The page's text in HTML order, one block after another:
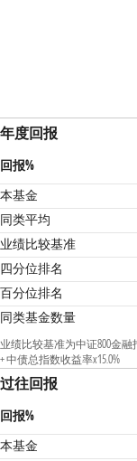
年度回报
回报%
本基金
同类平均
业绩比较基准
四分位排名
百分位排名
同类基金数量
业绩比较基准为中证800金融
+ 中债总指数收益率x15.0%
过往回报
回报%
本基金